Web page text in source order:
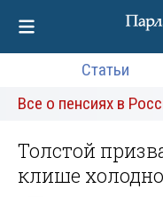
Статьи
Все о пенсиях в
Толстой
клише